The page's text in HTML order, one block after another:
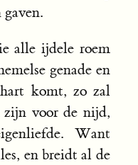
alle ijdele roem
genade en
komt, zo zal
zijn voor de nijd,
Want
en breidt al de